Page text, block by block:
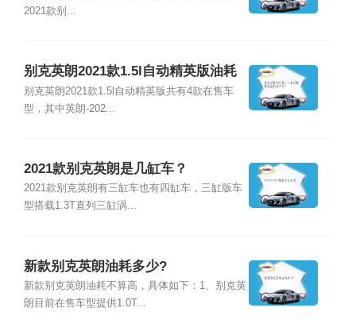
2021款别...
别克英朗2021款1.5l自动精英版油耗
是多少？
别克英朗2021款1.5l自动精英版共有4款在售车
型，其中英朗-202...
2021款别克英朗是几缸车？
2021款别克英朗有三缸车也有四缸车，三缸版车
型搭载1.3T直列三缸涡...
新款别克英朗油耗多少?
新款别克英朗油耗不算高，具体如下：1、别克英
朗目前在售车型提供1.0T...